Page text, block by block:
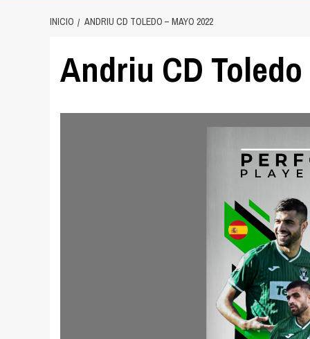
INICIO ANDRIU CD TOLEDO – MAYO 2022
Andriu CD